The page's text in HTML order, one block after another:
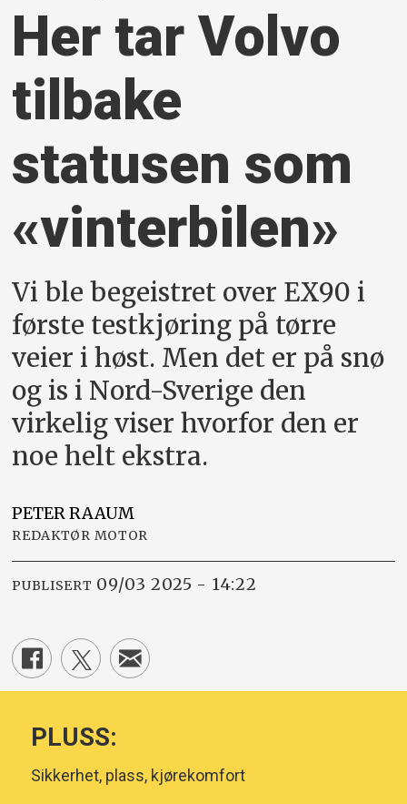
Her tar Volvo
tilbake
statusen som
«vinterbilen»
Vi ble begeistret over EX90 i
første testkjøring på tørre
veier i høst. Men det er på snø
og is i Nord-Sverige den
virkelig viser hvorfor den er
noe helt ekstra.
PETERRAAUM
REDAKTØR MOTOR
PUBLISERT 09/03 2025 - 14:22
PLUSS:
Sikkerhet, plass, kjørekomfort